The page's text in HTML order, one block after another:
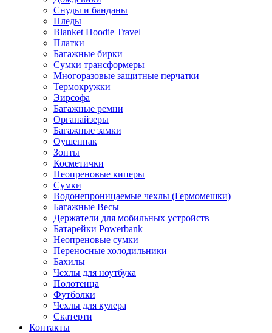
Снуды и банданы
Пледы
Blanket Hoodie Travel
Платки
Багажные бирки
Сумки трансформеры
Многоразовые защитные перчатки
Термокружки
Эирсофа
Багажные ремни
Органайзеры
Багажные замки
Оушенпак
Зонты
Косметички
Неопреновые киперы
Сумки
Водонепроницаемые чехлы (Гермомешки)
Багажные Весы
Держатели для мобильных устройств
Батарейки Powerbank
Неопреновые сумки
Переносные холодильники
Бахилы
Чехлы для ноутбука
Полотенца
Футболки
Чехлы для кулера
Скатерти
Контакты